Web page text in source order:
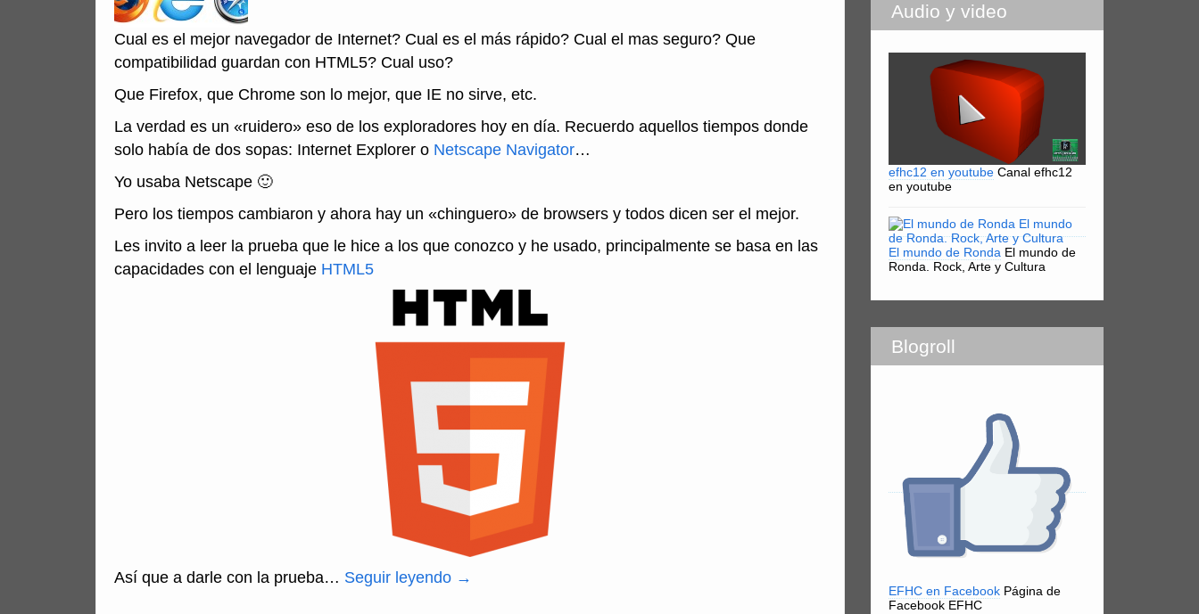
Cual es el mejor navegador de Internet? Cual es el más rápido? Cual el mas seguro? Que
compatibilidad guardan con HTML5? Cual uso?
Que Firefox, que Chrome son lo mejor, que IE no sirve, etc.
La verdad es un «ruidero» eso de los exploradores hoy en día. Recuerdo aquellos tiempos donde
solo había de dos sopas: Internet Explorer o Netscape Navigator…
Yo usaba Netscape 🙂
Pero los tiempos cambiaron y ahora hay un «chinguero» de browsers y todos dicen ser el mejor.
Les invito a leer la prueba que le hice a los que conozco y he usado, principalmente se basa en las
capacidades con el lenguaje HTML5
Así que a darle con la prueba… Seguir leyendo →
Audio y video
efhc12 en youtube Canal efhc12
en youtube
El mundo de Ronda El mundo de
Ronda. Rock, Arte y Cultura
Blogroll
EFHC en Facebook Página de
Facebook EFHC